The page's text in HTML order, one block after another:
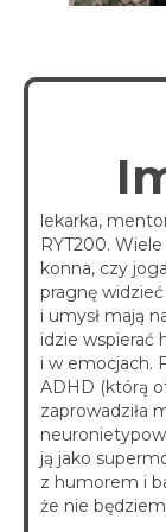
lekarka,
RYT200.
konna, czy
pragnę widzieć
i umysł mają
idzie wspierać
i w emocjach.
ADHD (którą
zaprowadziła
ją jako
z humorem i
że nie